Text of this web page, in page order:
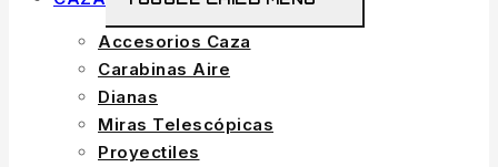
Accesorios Caza
Carabinas Aire
Dianas
Miras Telescópicas
Proyectiles